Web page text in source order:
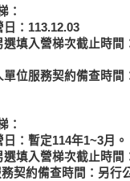
：
日：113.12.03
選填入營梯次截止時間
單位服務契約備查時間
：
日：暫定114年1~3月。
選填入營梯次截止時間
契約備查時間：另行